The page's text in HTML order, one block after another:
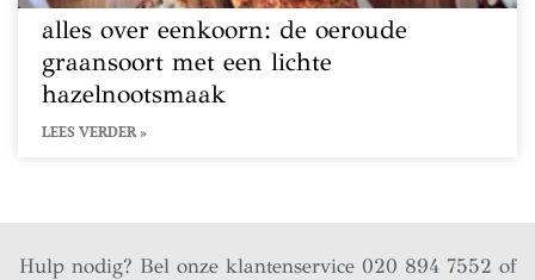
alles over eenkoorn: de oeroude
graansoort met een lichte
hazelnootsmaak
LEES VERDER »
Hulp nodig? Bel onze klantenservice 020 894 7552 of